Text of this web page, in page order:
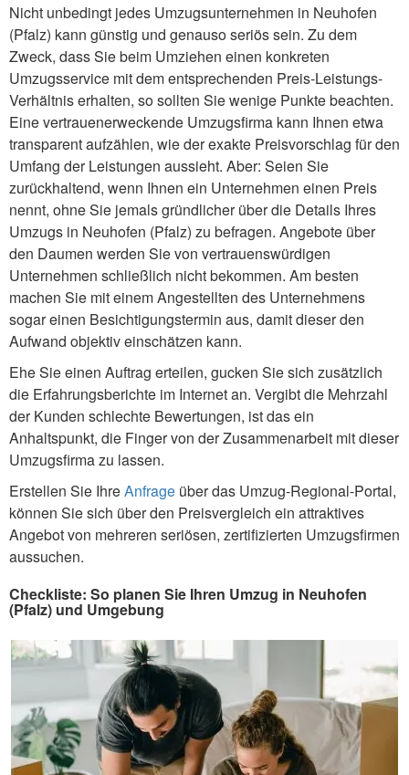
Nicht unbedingt jedes Umzugsunternehmen in Neuhofen
(Pfalz) kann günstig und genauso seriös sein. Zu dem
Zweck, dass Sie beim Umziehen einen konkreten
Umzugsservice mit dem entsprechenden Preis-Leistungs-
Verhältnis erhalten, so sollten Sie wenige Punkte beachten.
Eine vertrauenerweckende Umzugsfirma kann Ihnen etwa
transparent aufzählen, wie der exakte Preisvorschlag für den
Umfang der Leistungen aussieht. Aber: Seien Sie
zurückhaltend, wenn Ihnen ein Unternehmen einen Preis
nennt, ohne Sie jemals gründlicher über die Details Ihres
Umzugs in Neuhofen (Pfalz) zu befragen. Angebote über
den Daumen werden Sie von vertrauenswürdigen
Unternehmen schließlich nicht bekommen. Am besten
machen Sie mit einem Angestellten des Unternehmens
sogar einen Besichtigungstermin aus, damit dieser den
Aufwand objektiv einschätzen kann.
Ehe Sie einen Auftrag erteilen, gucken Sie sich zusätzlich
die Erfahrungsberichte im Internet an. Vergibt die Mehrzahl
der Kunden schlechte Bewertungen, ist das ein
Anhaltspunkt, die Finger von der Zusammenarbeit mit dieser
Umzugsfirma zu lassen.
Erstellen Sie IhreAnfrage über das Umzug-Regional-Portal,
können Sie sich über den Preisvergleich ein attraktives
Angebot von mehreren seriösen, zertifizierten Umzugsfirmen
aussuchen.
Checkliste: So planen Sie Ihren Umzug in Neuhofen
(Pfalz) und Umgebung